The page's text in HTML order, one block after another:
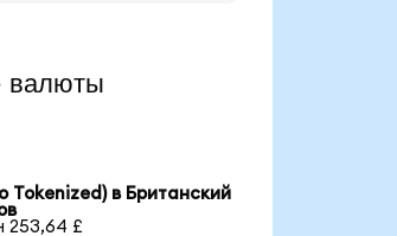
валюты
Tokenized) в Британский
253,64 £